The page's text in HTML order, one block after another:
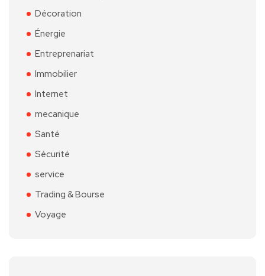
Décoration
Énergie
Entreprenariat
Immobilier
Internet
mecanique
Santé
Sécurité
service
Trading & Bourse
Voyage